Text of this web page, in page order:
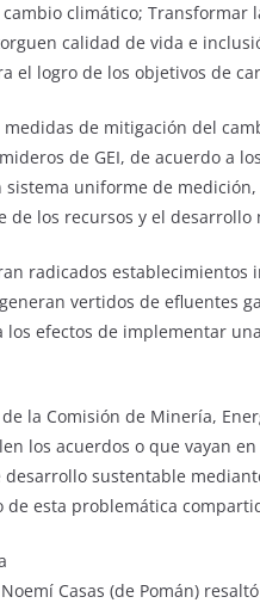
climático;
calidad de vida e
el logro de los objetivos de
de mitigación del
de GEI, de acuerdo a
uniforme de
de los recursos y el desarrollo
radicados
vertidos de efluentes
efectos de implementar
la Comisión de Minería,
los acuerdos o que vayan
sustentable
esta problemática
Casas (de Pomán)